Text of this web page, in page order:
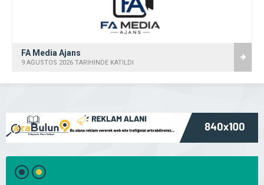
FA Media Ajans
9 AĞUSTOS 2026 TARİHİNDE KATILDI